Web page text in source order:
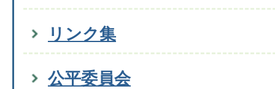
リンク集
公平委員会